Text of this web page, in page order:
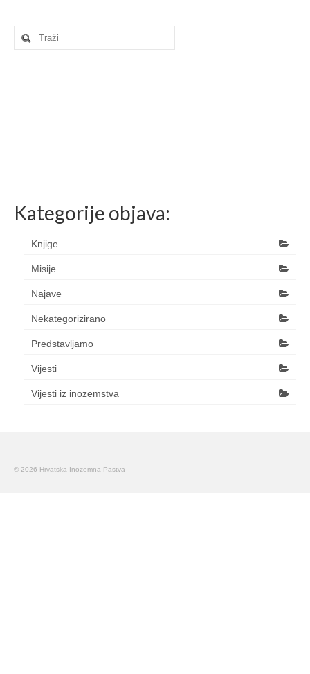
Search
for:
Kategorije objava:
Knjige
Misije
Najave
Nekategorizirano
Predstavljamo
Vijesti
Vijesti iz inozemstva
© 2026 Hrvatska Inozemna Pastva